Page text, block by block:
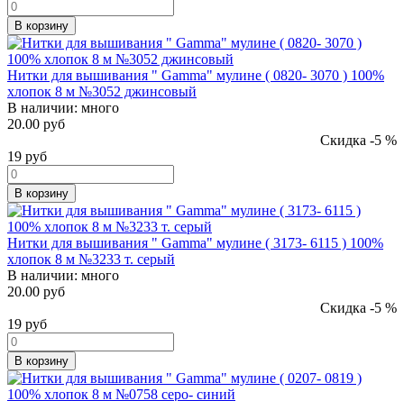
В корзину
Нитки для вышивания " Gamma" мулине ( 0820- 3070 ) 100%
хлопок 8 м №3052 джинсовый
В наличии: много
20.00 руб
Скидка -5 %
19 руб
В корзину
Нитки для вышивания " Gamma" мулине ( 3173- 6115 ) 100%
хлопок 8 м №3233 т. серый
В наличии: много
20.00 руб
Скидка -5 %
19 руб
В корзину